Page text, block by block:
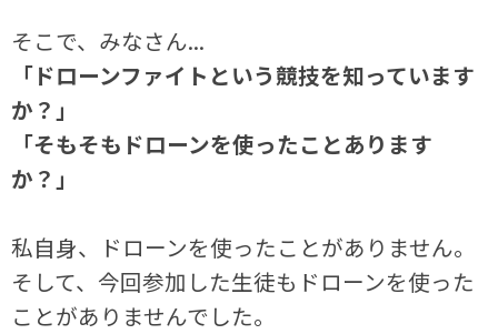
そこで、みなさん...
「ドローンファイトという競技を知っています
か？」
「そもそもドローンを使ったことあります
か？」
私自身、ドローンを使ったことがありません。
そして、今回参加した生徒もドローンを使った
ことがありませんでした。